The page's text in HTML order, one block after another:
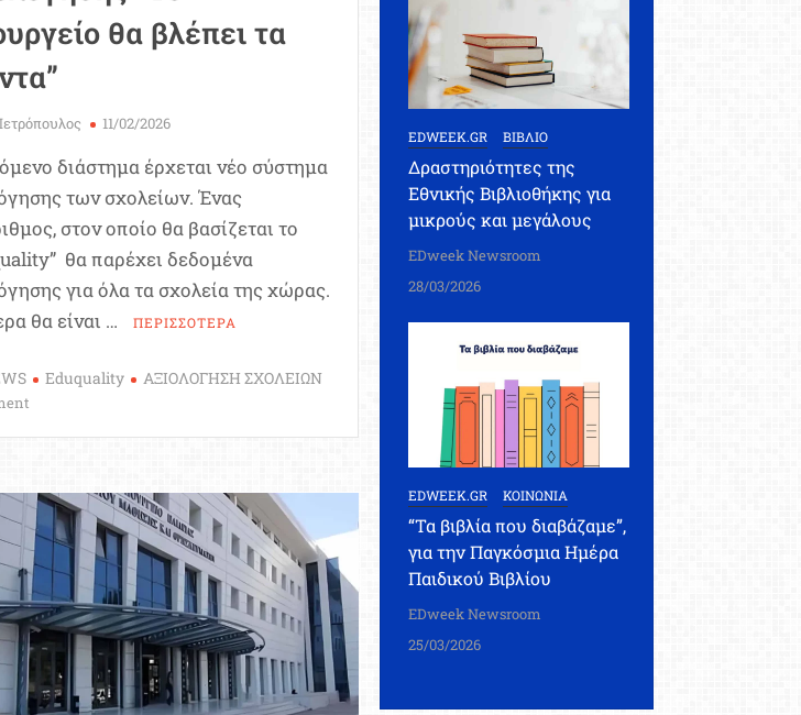
θα βλέπει τα
11/02/2026
διάστημα έρχεται νέο σύστημα
των σχολείων. Ένας
στον οποίο θα βασίζεται το
θα παρέχει δεδομένα
για όλα τα σχολεία της χώρας.
θα είναι …
ΠΕΡΙΣΣΟΤΕΡΑ
Eduquality ΑΞΙΟΛΟΓΗΣΗ ΣΧΟΛΕΙΩΝ
on
αξιολόγησης-
Το
Υπουργείο
θα
βλέπει
τα
“πάντα”
EDWEEK.GR ΒΙΒΛΙΟ
Δραστηριότητες της
Εθνικής Βιβλιοθήκης για
μικρούς και μεγάλους
EDweek Newsroom
28/03/2026
EDWEEK.GR ΚΟΙΝΩΝΙΑ
“Τα βιβλία που διαβάζαμε”,
για την Παγκόσμια Ημέρα
Παιδικού Βιβλίου
EDweek Newsroom
25/03/2026